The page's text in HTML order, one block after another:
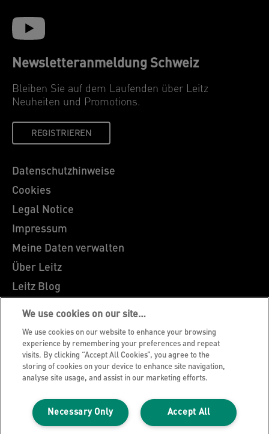
Newsletteranmeldung Schweiz
Bleiben Sie auf dem Laufenden über Leitz
Neuheiten und Promotions.
REGISTRIEREN
Datenschutzhinweise
Cookies
Legal Notice
Impressum
Meine Daten verwalten
Über Leitz
Leitz Blog
Karriere
Leitz EasyPrint
Kundenservice
Hinweise zum Verpackungsrecycling
Garantiebedingungen
Konformitätserklärungen
Sitemap
We use cookies on our site…
We use cookies on our website to enhance your browsing
experience by remembering your preferences and repeat
visits. By clicking “Accept All Cookies”, you agree to the
storing of cookies on your device to enhance site navigation,
analyse site usage, and assist in our marketing efforts.
Accept All
Necessary Only